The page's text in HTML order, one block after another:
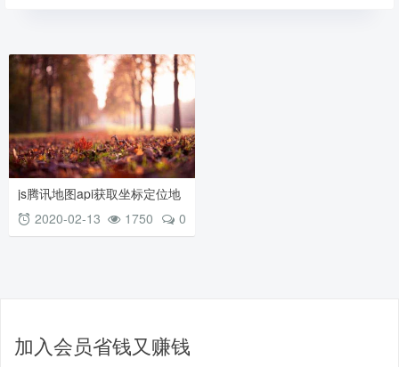
js腾讯地图api获取坐标定位地
定位地理位置
2020-02-13 0
1750
加入会员省钱又赚钱